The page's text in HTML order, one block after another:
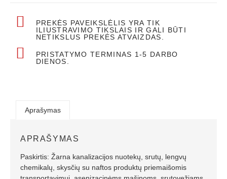
PREKĖS PAVEIKSLĖLIS YRA TIK
ILIUSTRAVIMO TIKSLAIS IR GALI BŪTI
NETIKSLUS PREKĖS ATVAIZDAS.
PRISTATYMO TERMINAS 1-5 DARBO
DIENOS.
Aprašymas
APRAŠYMAS
Paskirtis: Žarna kanalizacijos nuotekų, srutų, lengvų
chemikalų, skysčių su naftos produktų priemaišomis